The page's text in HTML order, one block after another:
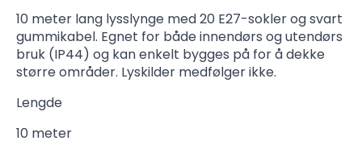
10 meter lang lysslynge med 20 E27-sokler og svart
gummikabel. Egnet for både innendørs og utendørs
bruk (IP44) og kan enkelt bygges på for å dekke
større områder. Lyskilder medfølger ikke.
Lengde
10 meter